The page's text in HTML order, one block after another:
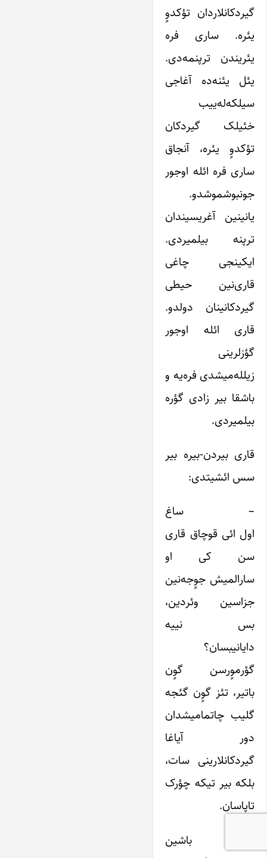
گیردکانلاردان تؤکدوٍ
یئره. ساری فره
یئریندن ترپنمه‌دی.
یئل یئنه‌ده آغاجی
سیلکه‌له‌ییب
خئیلک گیردکان
تؤکدوٍ یئره، آنجاق
ساری فره ائله اوجور
جونبوشموشدو.
یانینین آغریسیندان
ترپنه بیلمیردی.
ایکینجی چاغی
قاری‌نین حیطی
گیردکانینان دولدو.
قاری ائله اوجور
گؤزلرینی
زیلله‌میشدی فره‌یه و
باشقا بیر زادی گؤره
بیلمیردی.
قاری بیردن-بیره بیر
سس ائشیتدی:
– ساغ
اول ائی قوچاق قاری
سن کی او
سارالمیش جوٍجه‌نین
جزاسین وئردین،
بس نییه
دایانیبسان؟
گؤرموٍرسن گوٍن
باتیر، تئز گوٍن گئجه
گلیب چاتمامیشدان
دور آیاغا
گیردکانلارینی سات،
بلکه بیر تیکه چؤرک
تاپاسان.
قاری باشین